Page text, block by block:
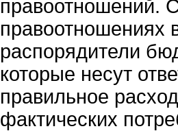
правоотношений.
правоотношениях
распорядители
которые несут
правильное
фактических